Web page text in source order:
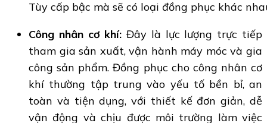
Tùy cấp bậc mà sẽ có loại đồng phục khác
Công nhân cơ khí:Đây là lực lượng trực tiếp
tham gia sản xuất, vận hành máy móc và gia
công sản phẩm. Đồng phục cho công nhân cơ
khí thường tập trung vào yếu tố bền bỉ, an
toàn và tiện dụng, với thiết kế đơn giản, dễ
vận động và chịu được môi trường làm việc